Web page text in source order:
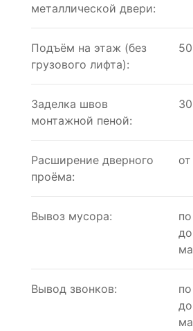
металлической двери:
Подъём на этаж (без
грузового лифта):
Заделка швов
монтажной пеной:
Расширение дверного
проёма:
Вывоз мусора:
по
Вывод звонков:
по